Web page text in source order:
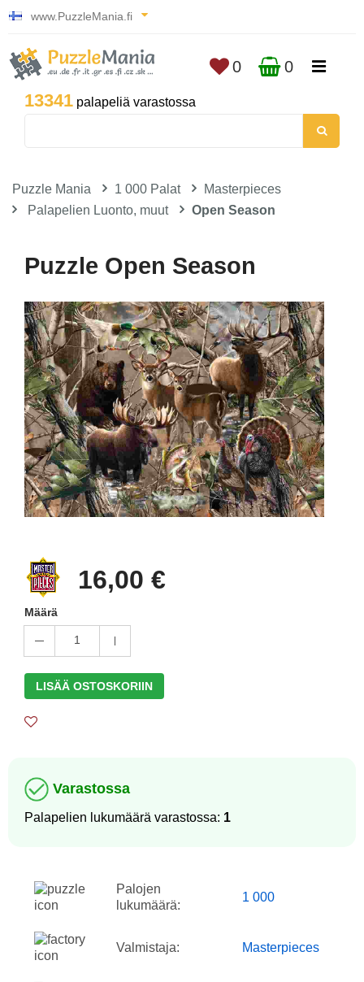
www.PuzzleMania.fi
13341 palapeliä varastossa
0 0
Puzzle Mania 1 000 Palat
Masterpieces
Palapelien Luonto, muut
Open Season
Puzzle Open Season
16,00 €
Määrä
1
LISÄÄ OSTOSKORIIN
Varastossa
Palapelien lukumäärä varastossa: 1
Palojen
lukumäärä:
1 000
Valmistaja: Masterpieces